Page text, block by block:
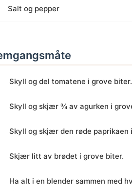
Salt og pepper
Skyll og del tomatene i grove biter.
Skyll og skjær ¾ av agurken i
Skyll og skjær den røde paprikaen
Skjær litt av brødet i grove biter.
Ha alt i en blender sammen med